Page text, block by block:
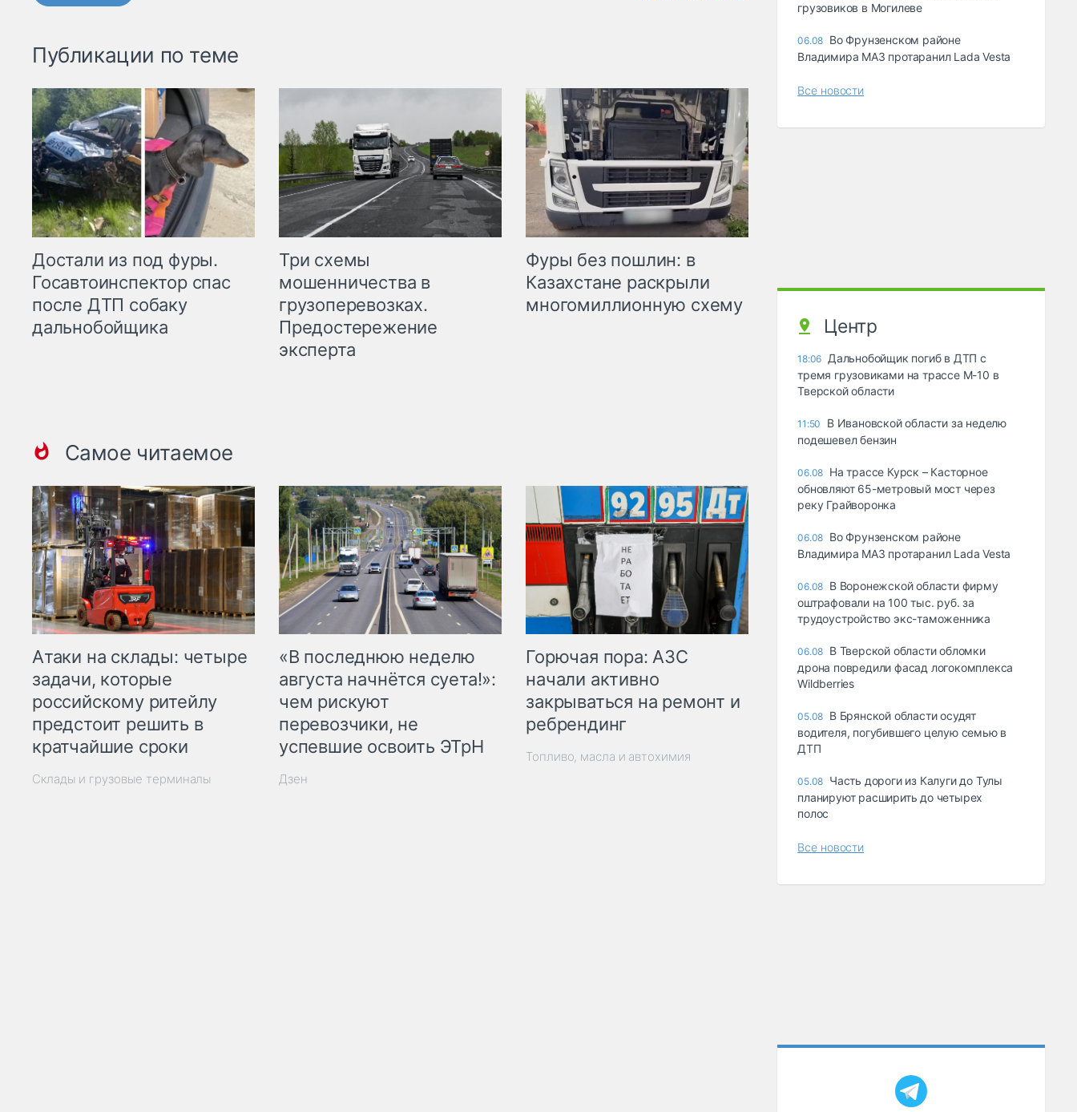
Публикации по теме
Достали из под фуры.
Госавтоинспектор спас
после ДТП собаку
дальнобойщика
Три схемы
мошенничества в
грузоперевозках.
Предостережение
эксперта
Фуры без пошлин: в
Казахстане раскрыли
многомиллионную схему
Самое читаемое
Атаки на склады: четыре
задачи, которые
российскому ритейлу
предстоит решить в
кратчайшие сроки
Склады и грузовые терминалы
«В последнюю неделю
августа начнётся суета!»:
чем рискуют
перевозчики, не
успевшие освоить ЭТрН
Дзен
Горючая пора: АЗС
начали активно
закрываться на ремонт и
ребрендинг
Топливо, масла и автохимия
грузовиков в Могилеве
06.08 Во Фрунзенском районе
Владимира МАЗ протаранил Lada Vesta
Все новости
Центр
18:06 Дальнобойщик погиб в ДТП с
тремя грузовиками на трассе М-10 в
Тверской области
11:50
В Ивановской области за неделю
подешевел бензин
06.08 На трассе Курск – Касторное
обновляют 65-метровый мост через
реку Грайворонка
06.08 Во Фрунзенском районе
Владимира МАЗ протаранил Lada Vesta
06.08 В Воронежской области фирму
оштрафовали на 100 тыс. руб. за
трудоустройство экс-таможенника
06.08 В Тверской области обломки
дрона повредили фасад логокомплекса
Wildberries
05.08 В Брянской области осудят
водителя, погубившего целую семью в
ДТП
05.08 Часть дороги из Калуги до Тулы
планируют расширить до четырех
полос
Все новости